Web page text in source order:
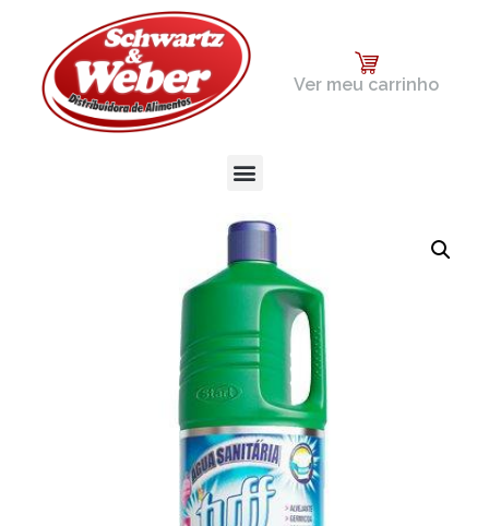
Ver meu carrinho